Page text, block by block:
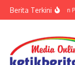
Berita TerkiniAncaman